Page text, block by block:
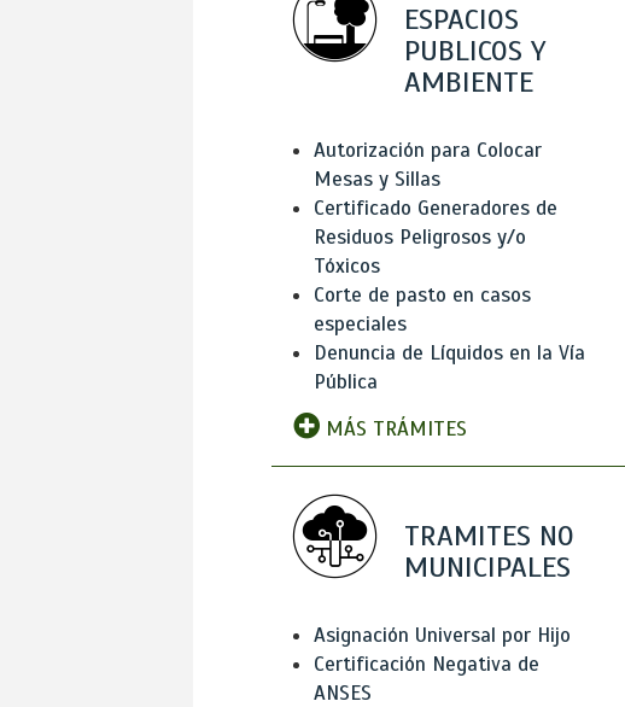
ESPACIOS
PUBLICOS Y
AMBIENTE
Autorización para Colocar
Mesas y Sillas
Certificado Generadores de
Residuos Peligrosos y/o
Tóxicos
Corte de pasto en casos
especiales
Denuncia de Líquidos en la Vía
Pública
MÁS TRÁMITES
TRAMITES NO
MUNICIPALES
Asignación Universal por Hijo
Certificación Negativa de
ANSES